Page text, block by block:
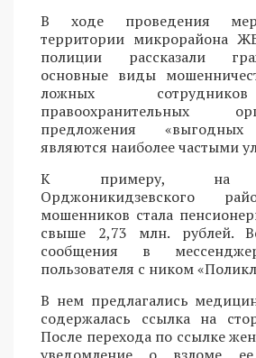
В ходе проведения
территории микрорайона
полиции рассказали
основные виды
ложных
правоохранительных
предложения «выгодных
являются наиболее частыми
К примеру, на
Орджоникидзевского
мошенников стала
свыше 2,73 млн. рублей.
сообщения в
пользователя с ником
В нем предлагались
содержалась ссылка на
После перехода по ссылке